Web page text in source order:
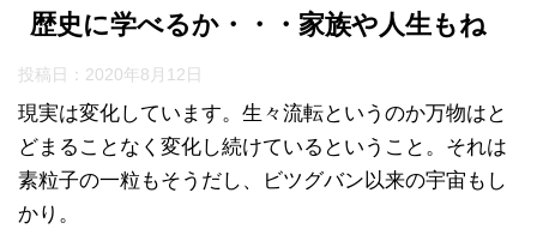
歴史に学べるか・・・家族や人生もね
投稿日： 2020年8月12日
現実は変化しています。生々流転というのか万物はと
どまることなく変化し続けているということ。それは
素粒子の一粒もそうだし、ビツグバン以来の宇宙もし
かり。